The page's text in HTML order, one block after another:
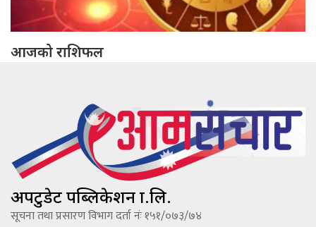
आजको राशिफल
अपटुडेट पब्लिकेशन प्रा.लि.
सूचना तथा प्रसारण विभाग दर्ता नंः १५१/०७३/७४